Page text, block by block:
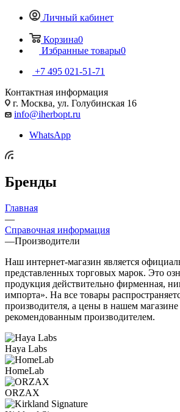
Личный кабинет
Корзина0
Избранные товары0
+7 495 021-51-71
Контактная информация
г. Москва, ул. Голубинская 16
info@iherbopt.ru
WhatsApp
Бренды
Главная
—
Справочная информация
—Производители
Наш интернет-магазин является
представленных торговых марок. Это
продукция действительно фирменная,
импорта». На все товары
производителя, а цены в нашем магазине
рекомендованным производителем.
Haya Labs
HomeLab
ORZAX